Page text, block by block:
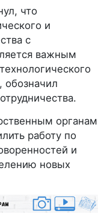
что
и
с
важным
обозначил
органам
работу по
и
новых